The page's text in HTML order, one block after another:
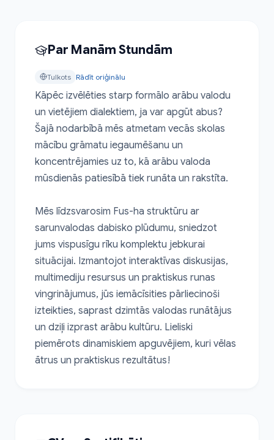
Par Manām Stundām
Tulkots Rādīt oriģinālu
Kāpēc izvēlēties starp formālo arābu valodu
un vietējiem dialektiem, ja var apgūt abus?
Šajā nodarbībā mēs atmetam vecās skolas
mācību grāmatu iegaumēšanu un
koncentrējamies uz to, kā arābu valoda
mūsdienās patiesībā tiek runāta un rakstīta.
Mēs līdzsvarosim Fus-ha struktūru ar
sarunvalodas dabisko plūdumu, sniedzot
jums vispusīgu rīku komplektu jebkurai
situācijai. Izmantojot interaktīvas diskusijas,
multimediju resursus un praktiskus runas
vingrinājumus, jūs iemācīsities pārliecinoši
izteikties, saprast dzimtās valodas runātājus
un dziļi izprast arābu kultūru. Lieliski
piemērots dinamiskiem apguvējiem, kuri vēlas
ātrus un praktiskus rezultātus!